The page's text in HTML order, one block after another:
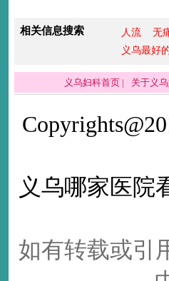
相关信息搜索 人流 无
义乌最好
义乌妇科首页 | 关于义
义乌哪家医院
如有转载或引